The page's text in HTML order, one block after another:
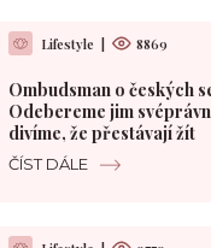
Lifestyle 8869
Ombudsman o českých
Odebereme jim
divíme, že přestávají žít
ČÍST DÁLE